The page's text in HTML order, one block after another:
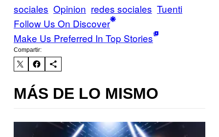
sociales Opinion redes sociales Tuenti
Follow Us On Discover
Make Us Preferred In Top Stories
Compartir:
MÁS DE LO MISMO